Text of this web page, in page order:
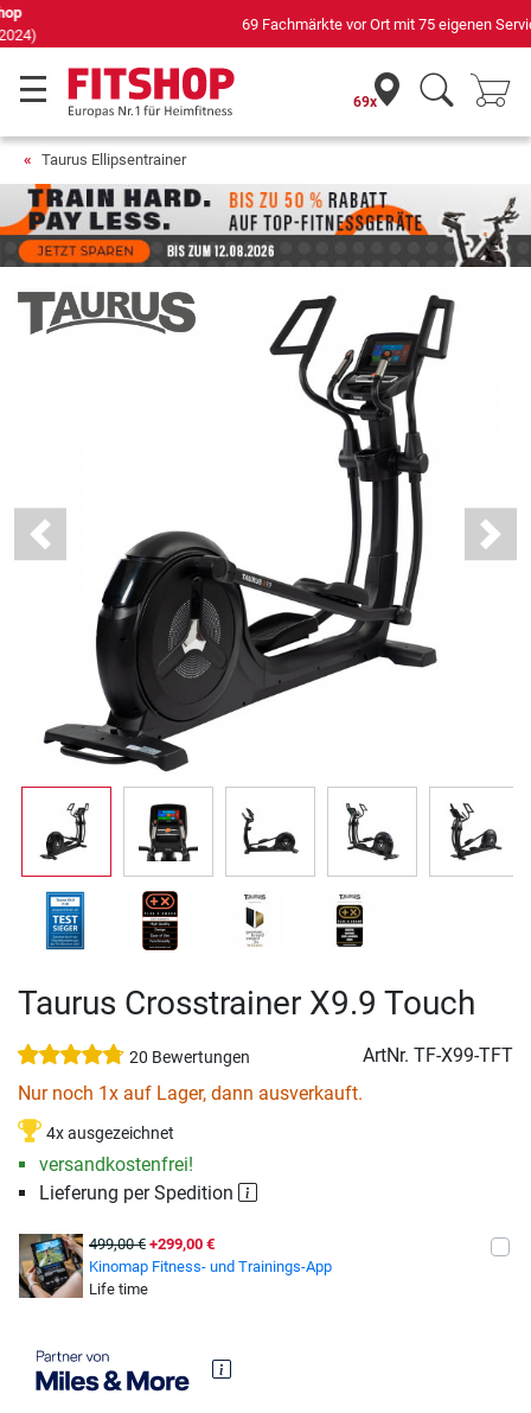
69 Fachmärkte vor Ort mit 75 eigenen Servicetechnikern
69x
Taurus Ellipsentrainer
Previous Next
Taurus Crosstrainer X9.9 Touch
20 Bewertungen ArtNr. TF-X99-TFT
Nur noch 1x auf Lager, dann ausverkauft.
4x ausgezeichnet
versandkostenfrei!
Lieferung per Spedition
499,00 € +299,00 €
Kinomap Fitness- und Trainings-App
Life time